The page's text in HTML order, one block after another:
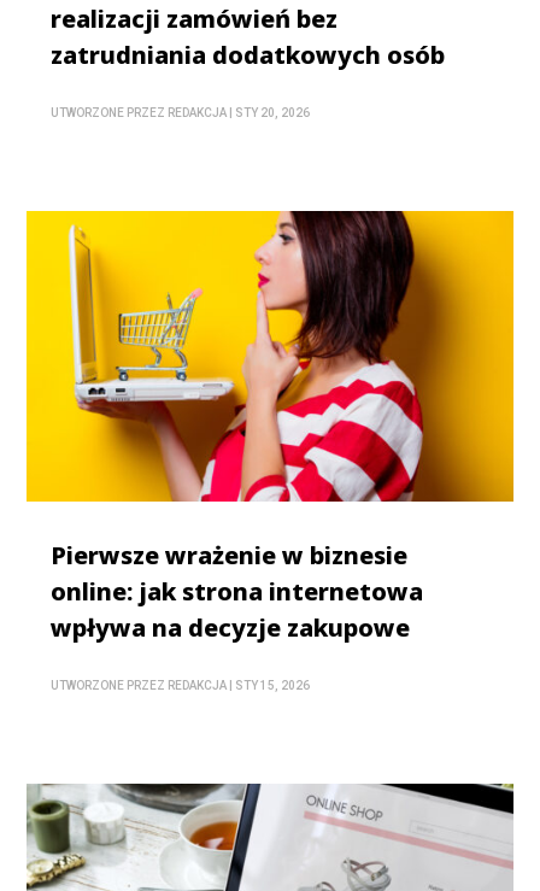
realizacji zamówień bez
zatrudniania dodatkowych osób
UTWORZONE PRZEZ REDAKCJA STY 20, 2026
Pierwsze wrażenie w biznesie
online: jak strona internetowa
wpływa na decyzje zakupowe
UTWORZONE PRZEZ REDAKCJA STY 15, 2026